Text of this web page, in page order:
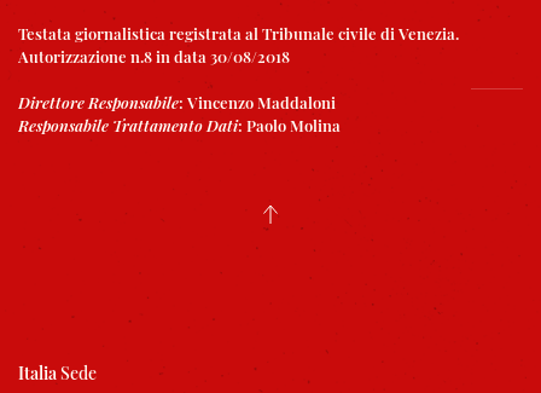
Testata giornalistica registrata al Tribunale civile di Venezia.
Autorizzazione n.8 in data 30/08/2018
Direttore Responsabile: Vincenzo Maddaloni
Responsabile Trattamento Dati: Paolo Molina
Italia Sede